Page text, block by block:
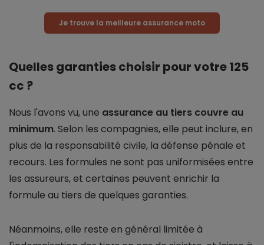
Je trouve la meilleure assurance moto
Quelles garanties choisir pour votre 125
cc ?
Nous l'avons vu, une assurance au tiers couvre au
minimum. Selon les compagnies, elle peut inclure, en
plus de la responsabilité civile, la défense pénale et
recours. Les formules ne sont pas uniformisées entre
les assureurs, et certaines peuvent enrichir la
formule au tiers de quelques garanties.
Néanmoins, elle reste en général limitée à